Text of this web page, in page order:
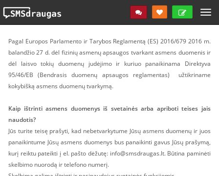
Pagal Europos Parlamento ir Tarybos Reglamentą (ES) 2016/679 2016 m.
balandžio 27 d. dėl fizinių asmenų apsaugos tvarkant asmens duomenis ir
dėl laisvo tokių duomenų judėjimo ir kuriuo panaikinama Direktyva
95/46/EB (Bendrasis duomenų apsaugos reglamentas) užtikriname
kokybišką asmens duomenų tvarkymą.
Kaip ištrinti asmens duomenys iš svetainės arba apriboti teises jais
naudotis?
Jūs turite teisę prašyti, kad nebetvarkytume Jūsų asmens duomenų ir juos
panaikintume Jūsų asmens duomenys bus panaikinti gavus Jūsų prašymą,
kurį reiktu pateikti į el. pašto dėžutę: info@smsdraugas.lt. Būtina paminėti
skelbimo nuorodą ir telefono numerį.